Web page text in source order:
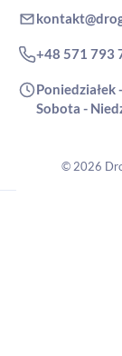
+48 571 793
Poniedziałek
Sobota -
© 2026